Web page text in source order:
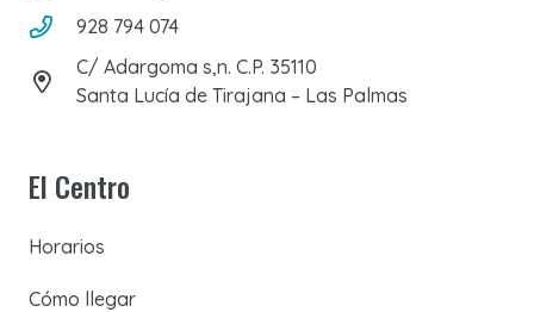
928 794 074
C/ Adargoma s,n. C.P. 35110
Santa Lucía de Tirajana – Las Palmas
El Centro
Horarios
Cómo llegar